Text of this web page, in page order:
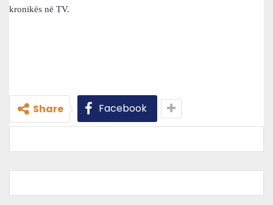
kronikës në TV.
Share Facebook